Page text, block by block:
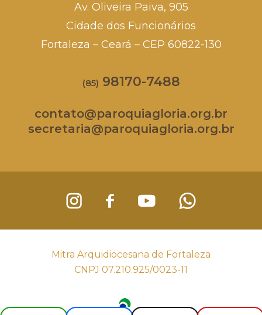
Av. Oliveira Paiva, 905
Cidade dos Funcionários
Fortaleza – Ceará – CEP 60822-130
(85) 98170-7488
contato@paroquiagloria.org.br
secretaria@paroquiagloria.org.br
Mitra Arquidiocesana de Fortaleza
CNPJ 07.210.925/0023-11